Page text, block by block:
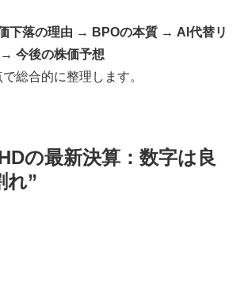
下落の理由 → BPOの本質 → AI代替リ
今後の株価予想
総合的に整理します。
の最新決算：数字は良
れ”